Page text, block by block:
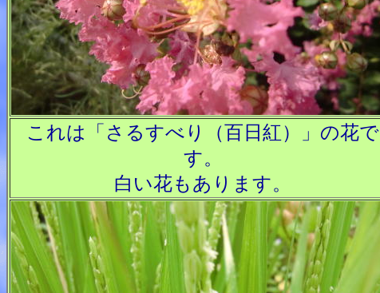
これは「さるすべり（百日紅）」の花で
す。
白い花もあります。